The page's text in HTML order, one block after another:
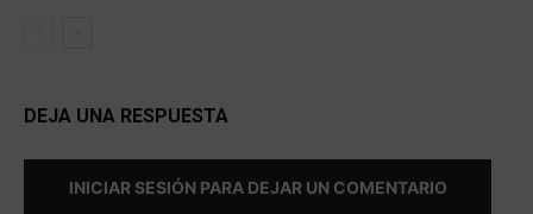
DEJA UNA RESPUESTA
INICIAR SESIÓN PARA DEJAR UN COMENTARIO